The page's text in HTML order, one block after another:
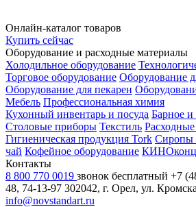
Онлайн-каталог товаров
Купить сейчас
Оборудование и расходные материалы
Холодильное оборудование
Торговое оборудование Оборудование
Оборудование для пекарен
Мебель Профессиональная химия
Кухонный инвентарь и посуда Барное и
Столовые приборы Текстиль
Гигиеническая продукция Tork Сиропы
чай Кофейное оборудование
Контакты
8 800 770 0019 звонок бесплатный +7
48, 74-13-97 302042, г. Орел, ул.
info@novstandart.ru